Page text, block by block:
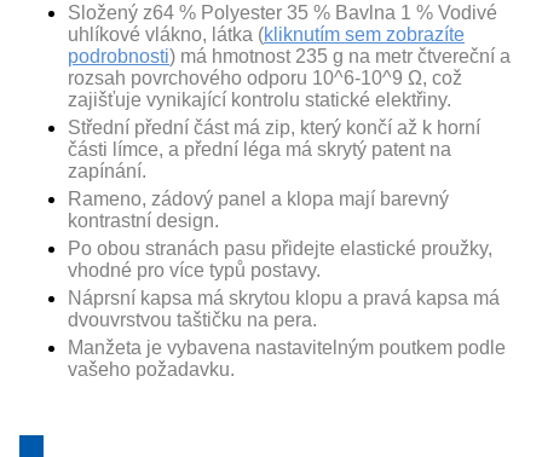
Složený z64 % Polyester 35 % Bavlna 1 % Vodivé
uhlíkové vlákno, látka (kliknutím sem zobrazíte
podrobnosti) má hmotnost 235 g na metr čtvereční a
rozsah povrchového odporu 10^6-10^9 Ω, což
zajišťuje vynikající kontrolu statické elektřiny.
Střední přední část má zip, který končí až k horní
části límce, a přední léga má skrytý patent na
zapínání.
Rameno, zádový panel a klopa mají barevný
kontrastní design.
Po obou stranách pasu přidejte elastické proužky,
vhodné pro více typů postavy.
Náprsní kapsa má skrytou klopu a pravá kapsa má
dvouvrstvou taštičku na pera.
Manžeta je vybavena nastavitelným poutkem podle
vašeho požadavku.